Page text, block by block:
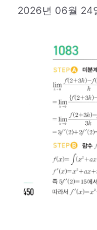
2026년 06월 24